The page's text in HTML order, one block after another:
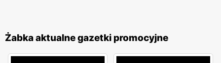
Żabka aktualne gazetki promocyjne